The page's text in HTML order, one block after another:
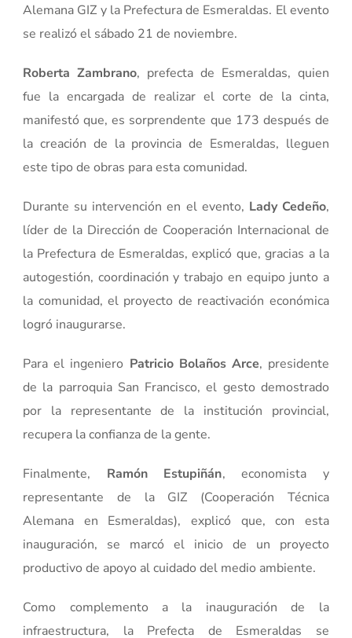
Alemana GIZ y la Prefectura de Esmeraldas. El evento
se realizó el sábado 21 de noviembre.
Roberta Zambrano, prefecta de Esmeraldas, quien
fue la encargada de realizar el corte de la cinta,
manifestó que, es sorprendente que 173 después de
la creación de la provincia de Esmeraldas, lleguen
este tipo de obras para esta comunidad.
Durante su intervención en el evento, Lady Cedeño,
líder de la Dirección de Cooperación Internacional de
la Prefectura de Esmeraldas, explicó que, gracias a la
autogestión, coordinación y trabajo en equipo junto a
la comunidad, el proyecto de reactivación económica
logró inaugurarse.
Para el ingeniero Patricio Bolaños Arce, presidente
de la parroquia San Francisco, el gesto demostrado
por la representante de la institución provincial,
recupera la confianza de la gente.
Finalmente, Ramón Estupiñán, economista y
representante de la GIZ (Cooperación Técnica
Alemana en Esmeraldas), explicó que, con esta
inauguración, se marcó el inicio de un proyecto
productivo de apoyo al cuidado del medio ambiente.
Como complemento a la inauguración de la
infraestructura, la Prefecta de Esmeraldas se